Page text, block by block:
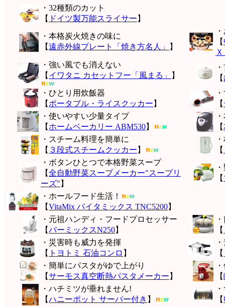
・32種類のカット
【 ドイツ製万能スライサー 】
・本格炭火焼きの味に
【遠赤外線プレート「焼き方名人」 】
【
・強い風でも消えない
【 イワタニ カセットフー「風まる」 】
【
・ひとり用炊飯器
【 ポータブル・ライスクッカー 】
【
・使いやすい少量タイプ
【 ホームベーカリー ABM530】
【
・スチーム料理を簡単に
【 ３段式スチームクッカー 】
【
・ボタンひとつで本格野菜スープ
【全自動野菜スープメーカー"スープリ
ーズ" 】
【
・ホールフード生活！
【VitaMix バイタミックス TNC5200】
・元祖ハンディ・フードプロセッサー
【バーミックスN250】
【
・災害時も威力を発揮
【 トヨトミ 石油コンロ 】
【
・簡単にパスタがゆで上がり
【サーモス真空断熱パスタメーカー 】
【
・ハチミツが垂れません!
【ハニーポット サーバー付き 】
【